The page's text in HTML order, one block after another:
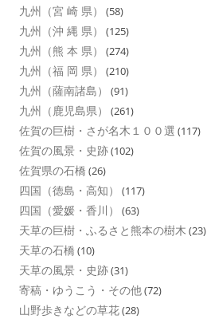
九州（宮 崎 県） (58)
九州（沖 縄 県） (125)
九州（熊 本 県） (274)
九州（福 岡 県） (210)
九州（薩南諸島） (91)
九州（鹿児島県） (261)
佐賀の巨樹・さが名木１００選 (117)
佐賀の風景・史跡(102)
佐賀県の石橋 (26)
四国（徳島・高知） (117)
四国（愛媛・香川） (63)
天草の巨樹・ふるさと熊本の樹木 (23)
天草の石橋 (10)
天草の風景・史跡(31)
寄稿・ゆうこう・その他(72)
山野歩きなどの草花(28)